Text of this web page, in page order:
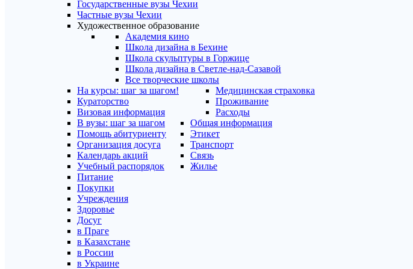
Государственные вузы Чехии
Частные вузы Чехии
Художественное образование
Академия кино
Школа дизайна в Бехине
Школа скульптуры в Горжице
Школа дизайна в Светле-над-Сазавой
Все творческие школы
На курсы: шаг за шагом!
Кураторство
Визовая информация
Медицинская страховка
Проживание
Расходы
В вузы: шаг за шагом
Помощь абитуриенту
Организация досуга
Календарь акций
Учебный распорядок
Общая информация
Этикет
Транспорт
Связь
Жилье
Питание
Покупки
Учреждения
Здоровье
Досуг
в Праге
в Казахстане
в России
в Украине